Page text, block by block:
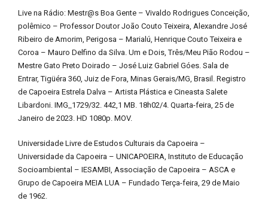
Live na Rádio: Mestr@s Boa Gente – Vivaldo Rodrigues Conceição,
polêmico – Professor Doutor João Couto Teixeira, Alexandre José
Ribeiro de Amorim, Perigosa – Marialú, Henrique Couto Teixeira e
Coroa – Mauro Delfino da Silva. Um e Dois, Três/Meu Pião Rodou –
Mestre Gato Preto Doirado – José Luiz Gabriel Góes. Sala de
Entrar, Tigüéra 360, Juiz de Fora, Minas Gerais/MG, Brasil. Registro
de Capoeira Estrela Dalva – Artista Plástica e Cineasta Salete
Libardoni. IMG_1729/32. 442,1 MB. 18h02/4. Quarta-feira, 25 de
Janeiro de 2023. HD 1080p. MOV.
Universidade Livre de Estudos Culturais da Capoeira –
Universidade da Capoeira – UNICAPOEIRA, Instituto de Educação
Socioambiental – IESAMBI, Associação de Capoeira – ASCA e
Grupo de Capoeira MEIA LUA – Fundado Terça-feira, 29 de Maio
de 1962.